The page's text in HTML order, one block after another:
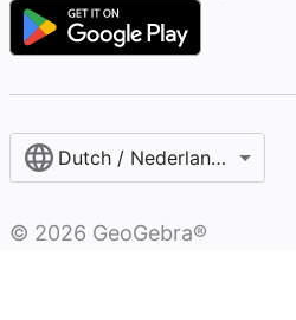
Dutch / Nederlands‎ (België)‎
© 2026 GeoGebra®